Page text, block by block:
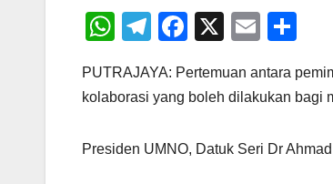
W
at
A
T
e
gr
a
F
c
b
X
E
ail ar
e
PUTRAJAYA: Pertemuan antara
kolaborasi yang boleh dilakukan bagi
Presiden UMNO, Datuk Seri Dr